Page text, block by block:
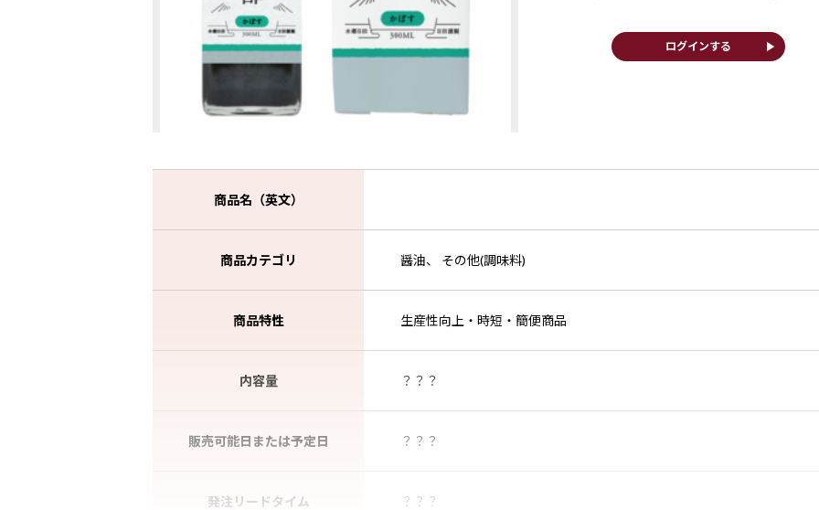
ログインする play_arrow
商品名（英文）
商品カテゴリ 醤油、 その他(調味料)
商品特性 生産性向上・時短・簡便商品
内容量 ？？？
販売可能日または予定日 ？？？
発注リードタイム ？？？